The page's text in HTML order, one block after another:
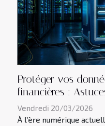
Protéger vos
financières :
Vendredi 20/03/2026
À l’ère numérique